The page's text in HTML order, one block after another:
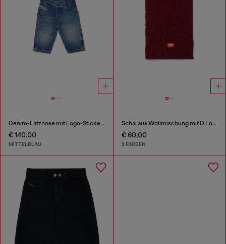
Denim-Latzhose mit Logo-Stickerei
€ 140,00
MITTELBLAU
Schal aus Wollmischung mit D Logo patch
€ 60,00
2 FARBEN